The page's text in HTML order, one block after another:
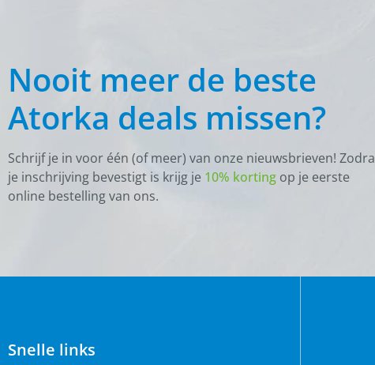
Nooit meer de beste
Atorka deals missen?
Schrijf je in voor één (of meer) van onze nieuwsbrieven! Zodra
je inschrijving bevestigt is krijg je 10% korting op je eerste
online bestelling van ons.
Snelle links